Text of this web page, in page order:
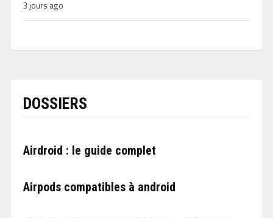
3 jours ago
DOSSIERS
Airdroid : le guide complet
Airpods compatibles à android